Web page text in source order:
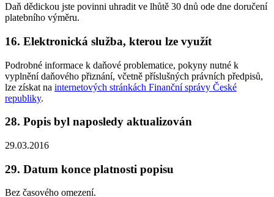
Daň dědickou jste povinni uhradit ve lhůtě 30 dnů ode dne doručení
platebního výměru.
16. Elektronická služba, kterou lze využít
Podrobné informace k daňové problematice, pokyny nutné k
vyplnění daňového přiznání, včetně příslušných právních předpisů,
lze získat na internetových stránkách Finanční správy České
republiky.
28. Popis byl naposledy aktualizován
29.03.2016
29. Datum konce platnosti popisu
Bez časového omezení.